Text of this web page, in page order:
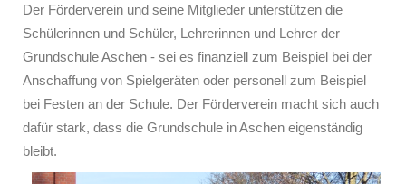
Der Förderverein und seine Mitglieder unterstützen die
Schülerinnen und Schüler, Lehrerinnen und Lehrer der
Grundschule Aschen - sei es finanziell zum Beispiel bei der
Anschaffung von Spielgeräten oder personell zum Beispiel
bei Festen an der Schule. Der Förderverein macht sich auch
dafür stark, dass die Grundschule in Aschen eigenständig
bleibt.